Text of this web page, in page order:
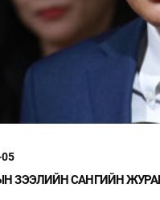
ЗЭЭЛИЙН САНГИЙН